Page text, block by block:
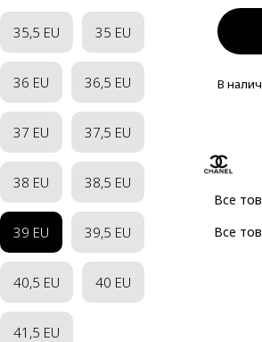
35,5 EU 35 EU
36 EU 36,5 EU
37 EU 37,5 EU
38 EU 38,5 EU
39 EU 39,5 EU
40,5 EU 40 EU
41,5 EU
В
Все
Все